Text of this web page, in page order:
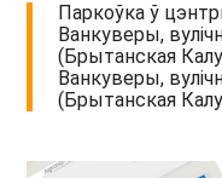
Паркоўка ў
Ванкуверы,
(Брытанская
Ванкуверы,
(Брытанская